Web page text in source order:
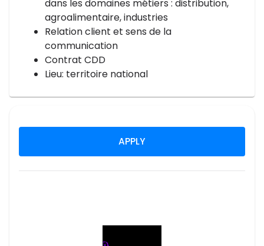
dans les domaines métiers : distribution,
agroalimentaire, industries
Relation client et sens de la
communication
Contrat CDD
Lieu: territoire national
APPLY